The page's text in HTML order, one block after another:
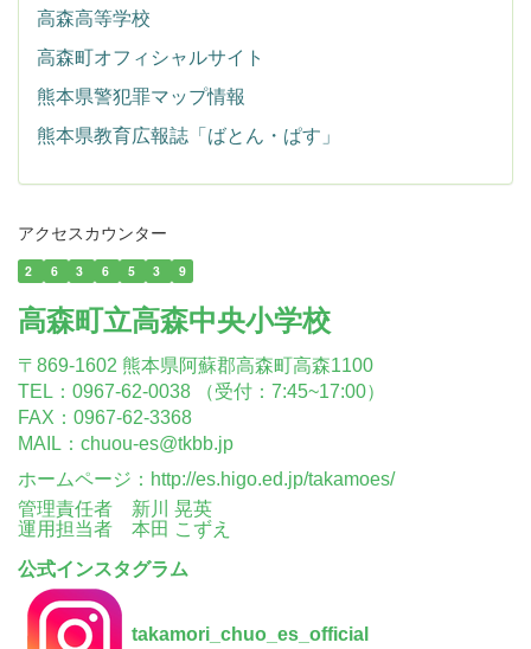
高森高等学校
高森町オフィシャルサイト
熊本県警犯罪マップ情報
熊本県教育広報誌「ばとん・ぱす」
アクセスカウンター
2 6 3 6 5 3 9
高森町立高森中央小学校
〒869-1602 熊本県阿蘇郡高森町高森1100
TEL：0967-62-0038 （受付：7:45~17:00）
FAX：0967-62-3368
MAIL：chuou-es@tkbb.jp
ホームページ： http://es.higo.ed.jp/takamoes/
管理責任者 新川 晃英
運用担当者 本田 こずえ
公式インスタグラム
takamori_chuo_es_official